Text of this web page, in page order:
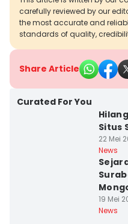
carefully reviewed by our
the most accurate and
standards of quality,
Share Article
Curated For You
Situs
22 Mei
News
19 Mei
News